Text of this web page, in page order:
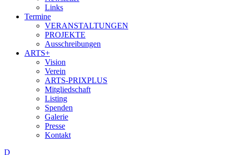
Links
Termine
VERANSTALTUNGEN
PROJEKTE
Ausschreibungen
ARTS+
Vision
Verein
ARTS-PRIXPLUS
Mitgliedschaft
Listing
Spenden
Galerie
Presse
Kontakt
D